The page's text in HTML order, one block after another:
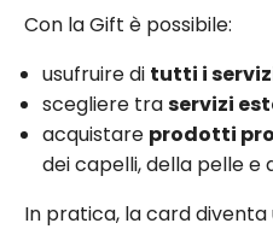
Con la Gift è possibile:
usufruire di tutti i
scegliere traservizi
acquistare prodotti
dei capelli, della pelle e
In pratica, la card diventa